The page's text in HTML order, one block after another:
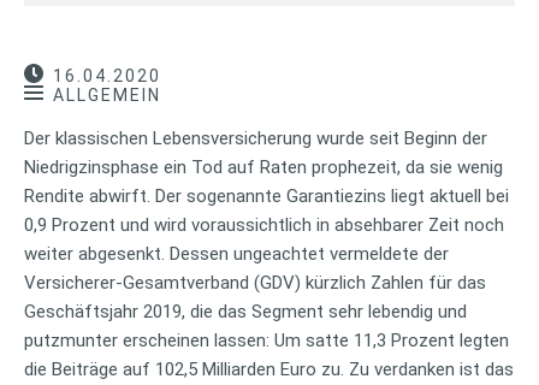
16.04.2020
ALLGEMEIN
Der klassischen Lebensversicherung wurde seit Beginn der
Niedrigzinsphase ein Tod auf Raten prophezeit, da sie wenig
Rendite abwirft. Der sogenannte Garantiezins liegt aktuell bei
0,9 Prozent und wird voraussichtlich in absehbarer Zeit noch
weiter abgesenkt. Dessen ungeachtet vermeldete der
Versicherer-Gesamtverband (GDV) kürzlich Zahlen für das
Geschäftsjahr 2019, die das Segment sehr lebendig und
putzmunter erscheinen lassen: Um satte 11,3 Prozent legten
die Beiträge auf 102,5 Milliarden Euro zu. Zu verdanken ist das